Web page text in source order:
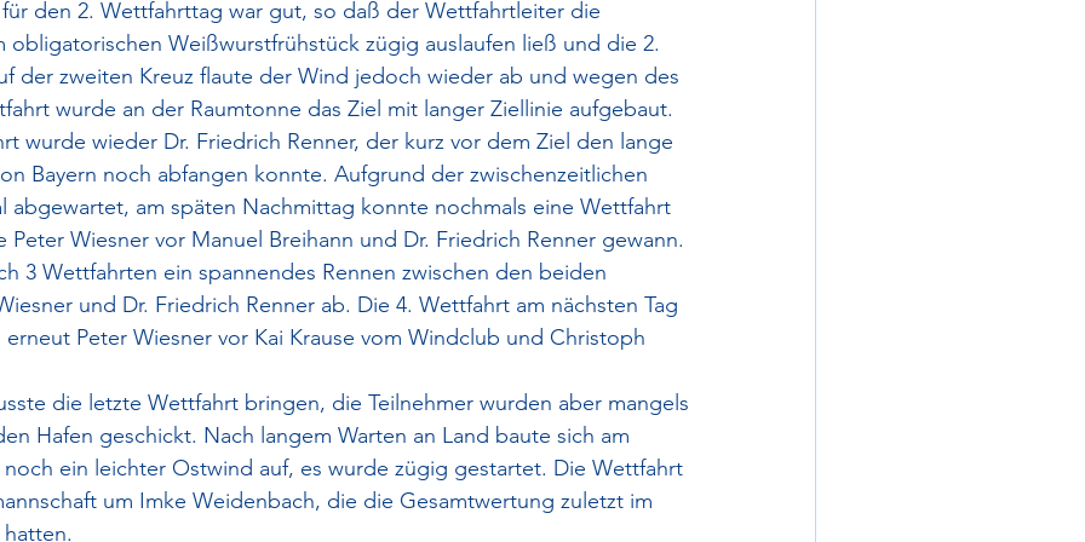
den 2. Wettfahrttag war gut, so daß der Wettfahrtleiter die
obligatorischen Weißwurstfrühstück zügig auslaufen ließ und die 2.
der zweiten Kreuz flaute der Wind jedoch wieder ab und wegen des
wurde an der Raumtonne das Ziel mit langer Ziellinie aufgebaut.
wurde wieder Dr. Friedrich Renner, der kurz vor dem Ziel den lange
Bayern noch abfangen konnte. Aufgrund der zwischenzeitlichen
abgewartet, am späten Nachmittag konnte nochmals eine Wettfahrt
Wiesner vor Manuel Breihann und Dr. Friedrich Renner gewann.
3 Wettfahrten ein spannendes Rennen zwischen den beiden
und Dr. Friedrich Renner ab. Die 4. Wettfahrt am nächsten Tag
Peter Wiesner vor Kai Krause vom Windclub und Christoph
die letzte Wettfahrt bringen, die Teilnehmer wurden aber mangels
Hafen geschickt. Nach langem Warten an Land baute sich am
ein leichter Ostwind auf, es wurde zügig gestartet. Die Wettfahrt
um Imke Weidenbach, die die Gesamtwertung zuletzt im